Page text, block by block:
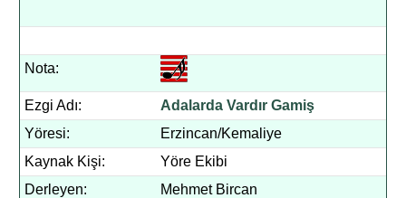
Nota:
Ezgi Adı:
Adalarda Vardır Gamiş
Yöresi:
Erzincan/Kemaliye
Kaynak Kişi:
Yöre Ekibi
Derleyen:
Mehmet Bircan